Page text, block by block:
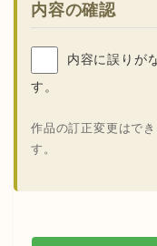
内容の確認
内容に誤りが
す。
作品の訂正変更はで
す。